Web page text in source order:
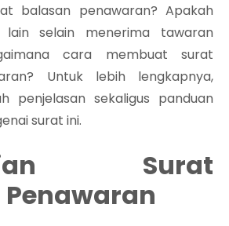
balasan penawaran? Apakah
selain menerima tawaran
cara membuat surat
Untuk lebih lengkapnya,
penjelasan sekaligus panduan
surat ini.
Surat